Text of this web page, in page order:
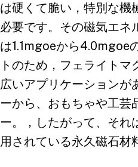
は硬くて脆い，特別な機
必要です。その磁気エネ
は1.1mgoeから4.0mgoe
トのため，フェライトマ
広いアプリケーションが
ーから、おもちゃや工芸
ー。，したがって、それ
用されている永久磁石材